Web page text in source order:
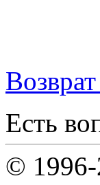
Есть
© 1996-